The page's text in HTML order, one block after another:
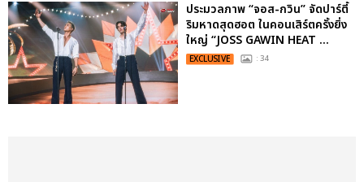
ประมวลภาพ “จอส-กวิน” จัดปาร์ตี้
ริมหาดสุดฮอต ในคอนเสิร์ตครั้งยิ่ง
ใหญ่ “JOSS GAWIN HEAT ...
EXCLUSIVE : 34